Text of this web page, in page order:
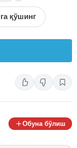
қўшинг
Обуна бўлиш